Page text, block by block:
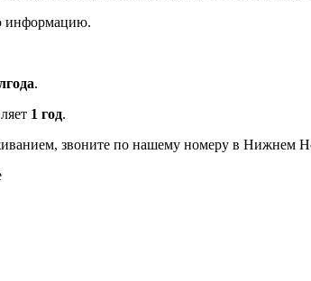
информацию.
.
1 год.
звоните по нашему номеру в Нижнем